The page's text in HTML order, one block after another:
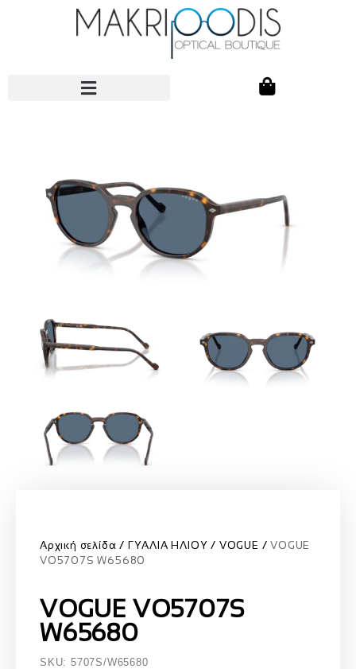
Αρχική σελίδα ΓΥΑΛΙΑ ΗΛΙΟΥ VOGUE
VOGUE
VO5707S W65680
VOGUE VO5707S
W65680
SKU: 5707S/W65680